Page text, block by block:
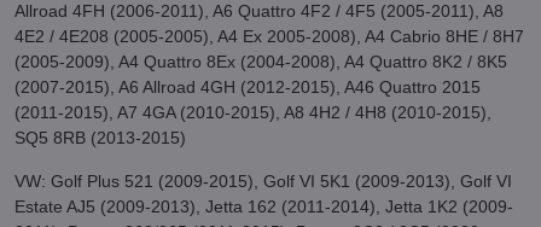
Allroad 4FH (2006-2011), A6 Quattro 4F2 / 4F5 (2005-2011), A8
4E2 / 4E208 (2005-2005), A4 Ex 2005-2008), A4 Cabrio 8HE / 8H7
(2005-2009), A4 Quattro 8Ex (2004-2008), A4 Quattro 8K2 / 8K5
(2007-2015), A6 Allroad 4GH (2012-2015), A46 Quattro 2015
(2011-2015), A7 4GA (2010-2015), A8 4H2 / 4H8 (2010-2015),
SQ5 8RB (2013-2015)
VW: Golf Plus 521 (2009-2015), Golf VI 5K1 (2009-2013), Golf VI
Estate AJ5 (2009-2013), Jetta 162 (2011-2014), Jetta 1K2 (2009-